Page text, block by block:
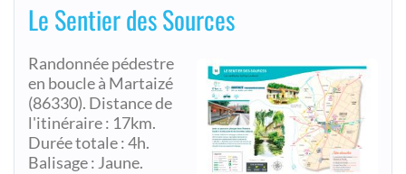
Le Sentier des Sources
Randonnée pédestre
en boucle à Martaizé
(86330). Distance de
l'itinéraire : 17km.
Durée totale : 4h.
Balisage : Jaune.